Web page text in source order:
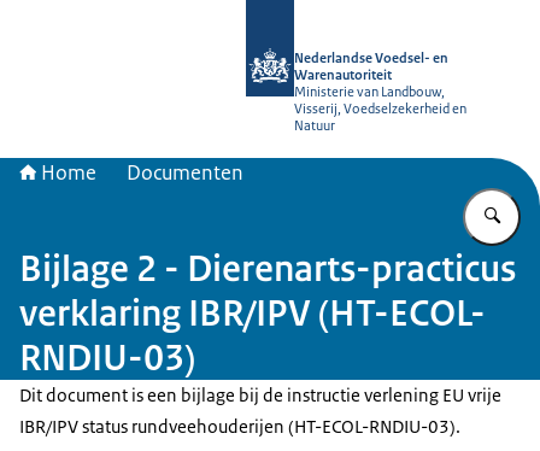
Nederlandse Voedsel- en
Warenautoriteit
Ministerie van Landbouw,
Visserij, Voedselzekerheid en
Natuur
Home Documenten
Bijlage 2 - Dierenarts-practicus
verklaring IBR/IPV (HT-ECOL-
RNDIU-03)
Dit document is een bijlage bij de instructie verlening EU vrije
IBR/IPV status rundveehouderijen (HT-ECOL-RNDIU-03).